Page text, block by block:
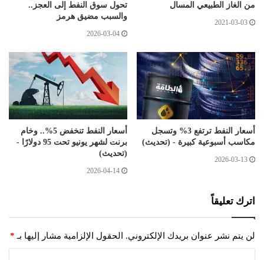
من الغاز الطبيعي المسال
2021-03-03
تحول سوق النفط إلى العجز..
والسبب مضيق هرمز
2026-03-04
أسعار النفط ترتفع 3% وتسجل
مكاسب أسبوعية كبيرة - (تحديث)
2026-03-13
أسعار النفط تنخفض 5%.. وخام
برنت لشهر يونيو تحت 95 دولارًا -
(تحديث)
2026-04-14
اترك تعليقاً
لن يتم نشر عنوان بريدك الإلكتروني. الحقول الإلزامية مشار إليها بـ *